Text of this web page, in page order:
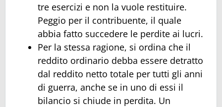
tre esercizi e non la vuole restituire.
Peggio per il contribuente, il quale
abbia fatto succedere le perdite ai lucri.
Per la stessa ragione, si ordina che il
reddito ordinario debba essere detratto
dal reddito netto totale per tutti gli anni
di guerra, anche se in uno di essi il
bilancio si chiude in perdita. Un